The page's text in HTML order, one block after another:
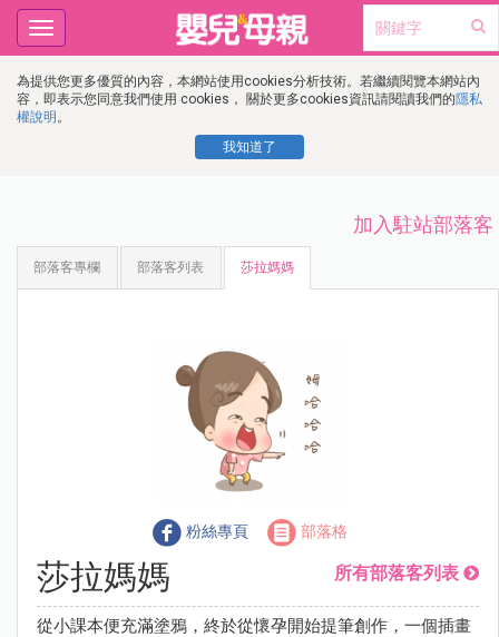
為提供您更多優質的內容，本網站使用cookies分析技術。若繼續閱覽本網站內
容，即表示您同意我們使用 cookies， 關於更多cookies資訊請閱讀我們的隱私
權說明 。
我知道了
Toggle
navigation
加入駐站部落客
部落客專欄 部落客列表 莎拉媽媽
粉絲專頁 部落格
莎拉媽媽 所有部落客列表
從小課本便充滿塗鴉，終於從懷孕開始提筆創作，一個插畫